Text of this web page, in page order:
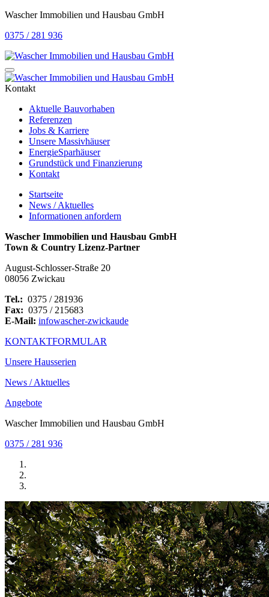
Wascher Immobilien und Hausbau GmbH
0375 / 281 936
Kontakt
Aktuelle Bauvorhaben
Referenzen
Jobs & Karriere
Unsere Massivhäuser
EnergieSparhäuser
Grundstück und Finanzierung
Kontakt
Startseite
News / Aktuelles
Informationen anfordern
Wascher Immobilien und Hausbau GmbH
Town & Country Lizenz-Partner
August-Schlosser-Straße 20
08056 Zwickau
Tel.: 0375 / 281936
Fax: 0375 / 215683
E-Mail: infowascher-zwickaude
KONTAKTFORMULAR
Unsere Hausserien
News / Aktuelles
Angebote
Wascher Immobilien und Hausbau GmbH
0375 / 281 936